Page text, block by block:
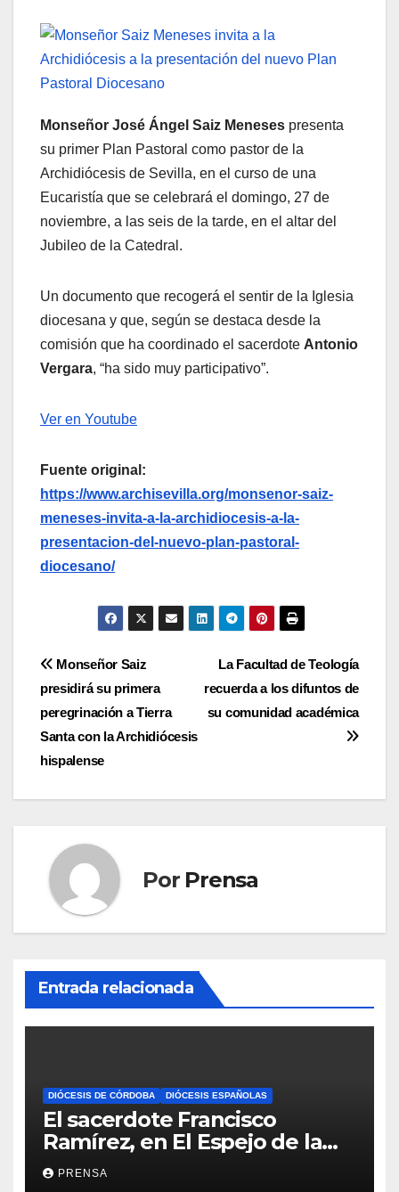
Monseñor José Ángel Saiz Meneses presenta
su primer Plan Pastoral como pastor de la
Archidiócesis de Sevilla, en el curso de una
Eucaristía que se celebrará el domingo, 27 de
noviembre, a las seis de la tarde, en el altar del
Jubileo de la Catedral.
Un documento que recogerá el sentir de la Iglesia
diocesana y que, según se destaca desde la
comisión que ha coordinado el sacerdote Antonio
Vergara, “ha sido muy participativo”.
Ver en Youtube
Fuente original:
https://www.archisevilla.org/monsenor-saiz-
meneses-invita-a-la-archidiocesis-a-la-
presentacion-del-nuevo-plan-pastoral-
diocesano/
Navegación
de
entradas
La Facultad de Teología
recuerda a los difuntos de
su comunidad académica
Monseñor Saiz
presidirá su primera
peregrinación a Tierra
Santa con la Archidiócesis
hispalense
Por Prensa
Entrada relacionada
DIÓCESIS DE CÓRDOBA DIÓCESIS ESPAÑOLAS
El sacerdote Francisco
Ramírez, en El Espejo de la
Iglesia
PRENSA